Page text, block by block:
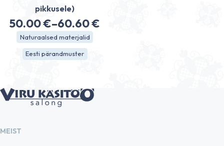
pikkusele)
50.00€–60.60€
Hinnavahemik:
50.00 €
kuni
Naturaalsed materjalid
Eesti pärandmuster
MEIST